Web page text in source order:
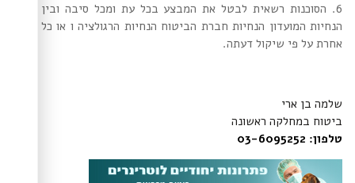
6. הסוכנות רשאית לבטל את המבצע בכל עת ומכל סיבה ובין היתר
הנחיות המועדון הנחיות חברת הביטוח הנחיות הרגולציה ו או כל סיבה
אחרת על פי שיקול דעתה.
שלמה בן ארי
ביטוח במחלקה ראשונה
טלפון: 03-6095252